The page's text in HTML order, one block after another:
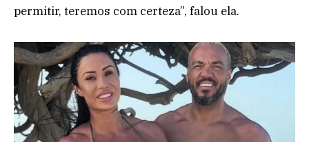
permitir, teremos com certeza”, falou ela.